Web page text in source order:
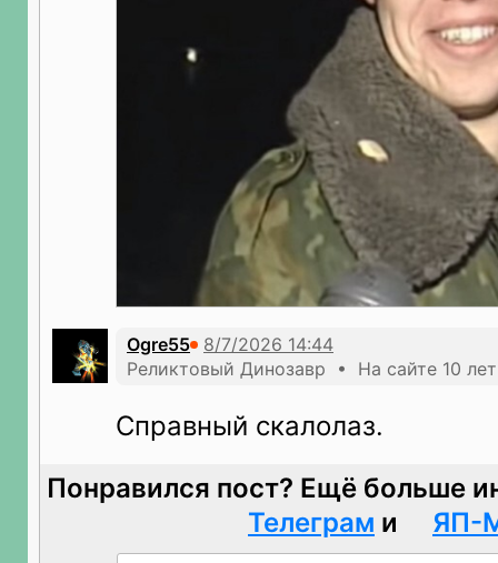
Ogre55
Реликтовый Динозавр • На сайте 10 лет
Справный скалолаз.
Понравился пост? Ещё больше
Телеграм и ЯП-